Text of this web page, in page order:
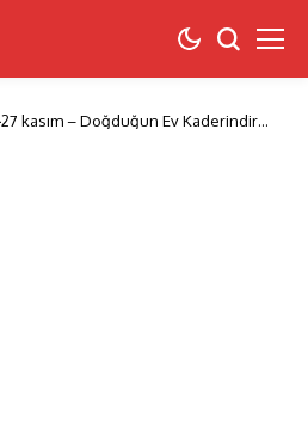
27 kasım – Doğduğun Ev Kaderindir